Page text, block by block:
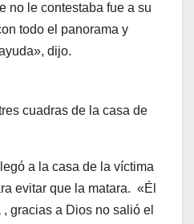
no le contestaba fue a su
todo el panorama y
dijo.
cuadras de la casa de
a la casa de la víctima
evitar que la matara. «Él
gracias a Dios no salió el